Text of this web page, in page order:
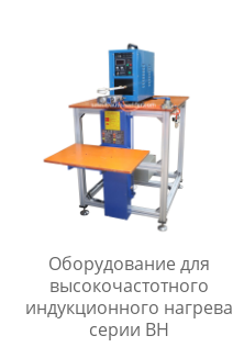
Оборудование для
высокочастотного
индукционного нагрева
серии BH